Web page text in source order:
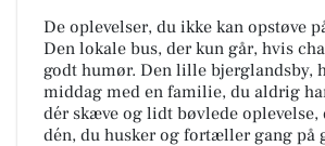
De oplevelser, du ikke kan opstøve
Den lokale bus, der kun går, hvis
godt humør. Den lille bjerglandsby,
middag med en familie, du aldrig
dér skæve og lidt bøvlede oplevelse,
dén, du husker og fortæller gang på